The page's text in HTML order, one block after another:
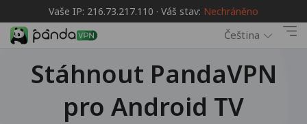
Vaše IP: 216.73.217.110 · Váš stav: Nechráněno
Čeština
Stáhnout PandaVPN
pro Android TV